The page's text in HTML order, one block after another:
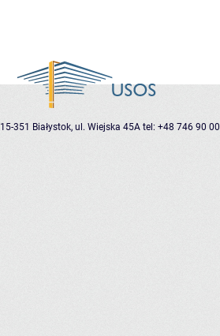
15-351 Białystok, ul. Wiejska 45A tel: +48 746 90 00